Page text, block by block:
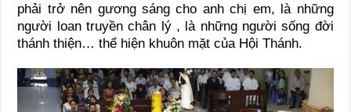
phải trở nên gương sáng cho anh chị em, là những
người loan truyền chân lý , là những người sống đời
thánh thiện… thể hiện khuôn mặt của Hội Thánh.